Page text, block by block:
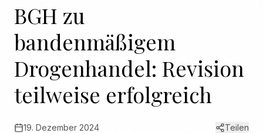
BGH zu
bandenmäßigem
Drogenhandel: Revision
teilweise erfolgreich
19. Dezember 2024 Teilen